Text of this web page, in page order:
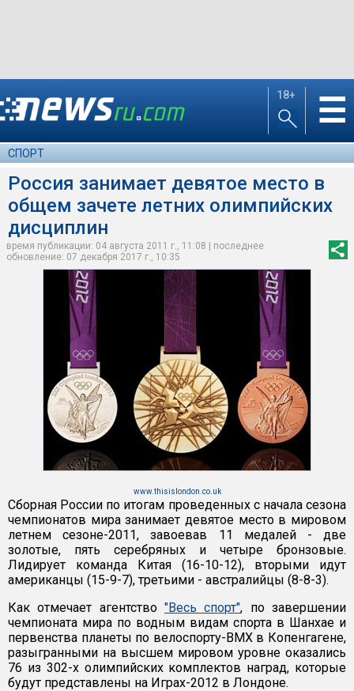
18+ ☰
СПОРТ
Россия занимает девятое место в
общем зачете летних олимпийских
дисциплин
время публикации: 04 августа 2011 г., 11:08 | последнее
обновление: 07 декабря 2017 г., 10:35
www.thisislondon.co.uk
Сборная России по итогам проведенных с начала сезона
чемпионатов мира занимает девятое место в мировом
летнем сезоне-2011, завоевав 11 медалей - две
золотые, пять серебряных и четыре бронзовые.
Лидирует команда Китая (16-10-12), вторыми идут
американцы (15-9-7), третьими - австралийцы (8-8-3).
Как отмечает агентство "Весь спорт", по завершении
чемпионата мира по водным видам спорта в Шанхае и
первенства планеты по велоспорту-ВМХ в Копенгагене,
разыгранными на высшем мировом уровне оказались
76 из 302-х олимпийских комплектов наград, которые
будут представлены на Играх-2012 в Лондоне.